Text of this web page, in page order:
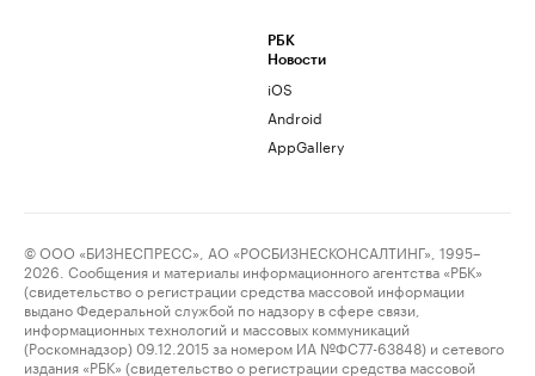
РБК
Новости
iOS
Android
AppGallery
© ООО «БИЗНЕСПРЕСС», АО «РОСБИЗНЕСКОНСАЛТИНГ», 1995–
2026. Сообщения и материалы информационного агентства «РБК»
(свидетельство о регистрации средства массовой информации
выдано Федеральной службой по надзору в сфере связи,
информационных технологий и массовых коммуникаций
(Роскомнадзор) 09.12.2015 за номером ИА №ФС77-63848) и сетевого
издания «РБК» (свидетельство о регистрации средства массовой